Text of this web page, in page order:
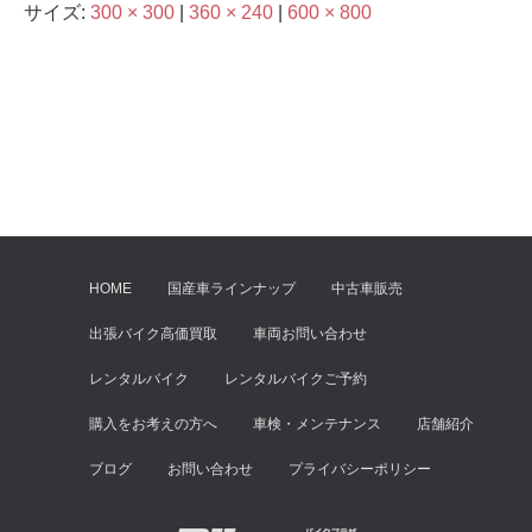
サイズ: 300 × 300 360 × 240 600 × 800
HOME 国産車ラインナップ 中古車販売
出張バイク高価買取 車両お問い合わせ
レンタルバイク レンタルバイクご予約
購入をお考えの方へ 車検・メンテナンス 店舗紹介
ブログ お問い合わせ プライバシーポリシー